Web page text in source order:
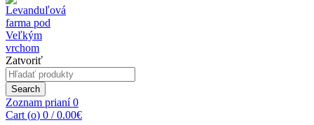
Zatvoriť
Search
for:
Search
Zoznam prianí0
Cart (o) 0 / 0.00€